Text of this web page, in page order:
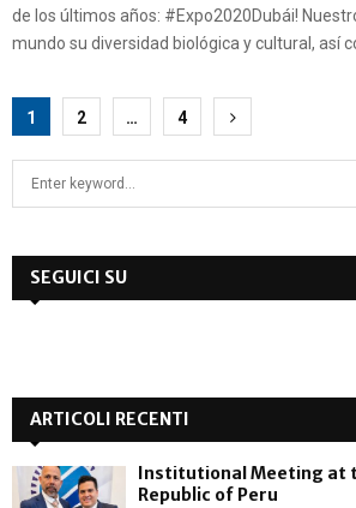
de los últimos años: #Expo2020Dubái!
mundo su diversidad biológica y cultural, así
Navigazione
articoli
1 2 … 4
h
:
SEGUICI SU
ARTICOLI RECENTI
Institutional Meeting at
Republic of Peru